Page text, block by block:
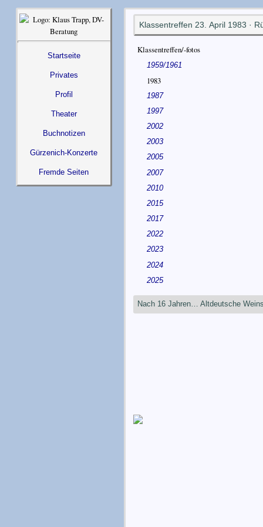
Startseite
Privates
Profil
Theater
Buchnotizen
Gürzenich-Konzerte
Fremde Seiten
Klassentreffen 23. April 1983 ·
Klassentreffen/-fotos
1959/1961
1983
1987
1997
2002
2003
2005
2007
2010
2015
2017
2022
2023
2024
2025
Nach 16 Jahren… Altdeutsche